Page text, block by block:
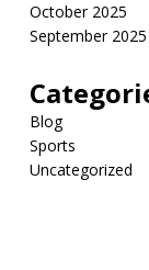
October 2025
September 2025
Blog
Sports
Uncategorized